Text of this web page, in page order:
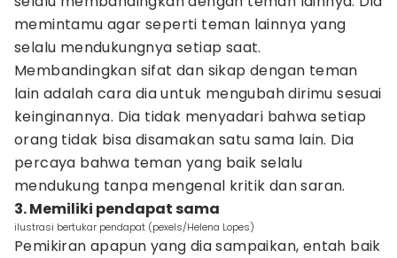
memintamu agar seperti teman lainnya yang
selalu mendukungnya setiap saat.
Membandingkan sifat dan sikap dengan teman
lain adalah cara dia untuk mengubah dirimu sesuai
keinginannya. Dia tidak menyadari bahwa setiap
orang tidak bisa disamakan satu sama lain. Dia
percaya bahwa teman yang baik selalu
mendukung tanpa mengenal kritik dan saran.
3. Memiliki pendapat sama
ilustrasi bertukar pendapat (pexels/Helena Lopes)
Pemikiran apapun yang dia sampaikan, entah baik